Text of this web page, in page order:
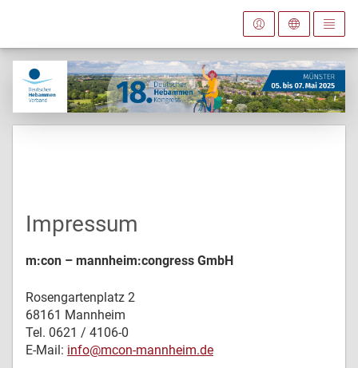
Impressum
m:con – mannheim:congress GmbH
Rosengartenplatz 2
68161 Mannheim
Tel. 0621 / 4106-0
E-Mail: info@mcon-mannheim.de